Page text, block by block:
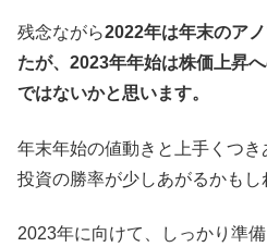
残念ながら2022年は年末のア
たが、2023年年始は株価上昇
ではないかと思います。
年末年始の値動きと上手くつ
投資の勝率が少しあがるかもし
2023年に向けて、しっかり準